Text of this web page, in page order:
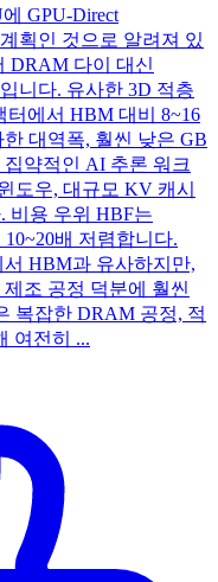
GPU-Direct
획인 것으로 알려져 있
DRAM 다이 대신
니다. 유사한 3D 적층
터에서 HBM 대비 8~16
대역폭, 훨씬 낮은 GB
약적인 AI 추론 워크
도우, 대규모 KV 캐시
비용 우위 HBF는
배 저렴합니다.
HBM과 유사하지만,
조 공정 덕분에 훨씬
복잡한 DRAM 공정, 적
여전히 ...